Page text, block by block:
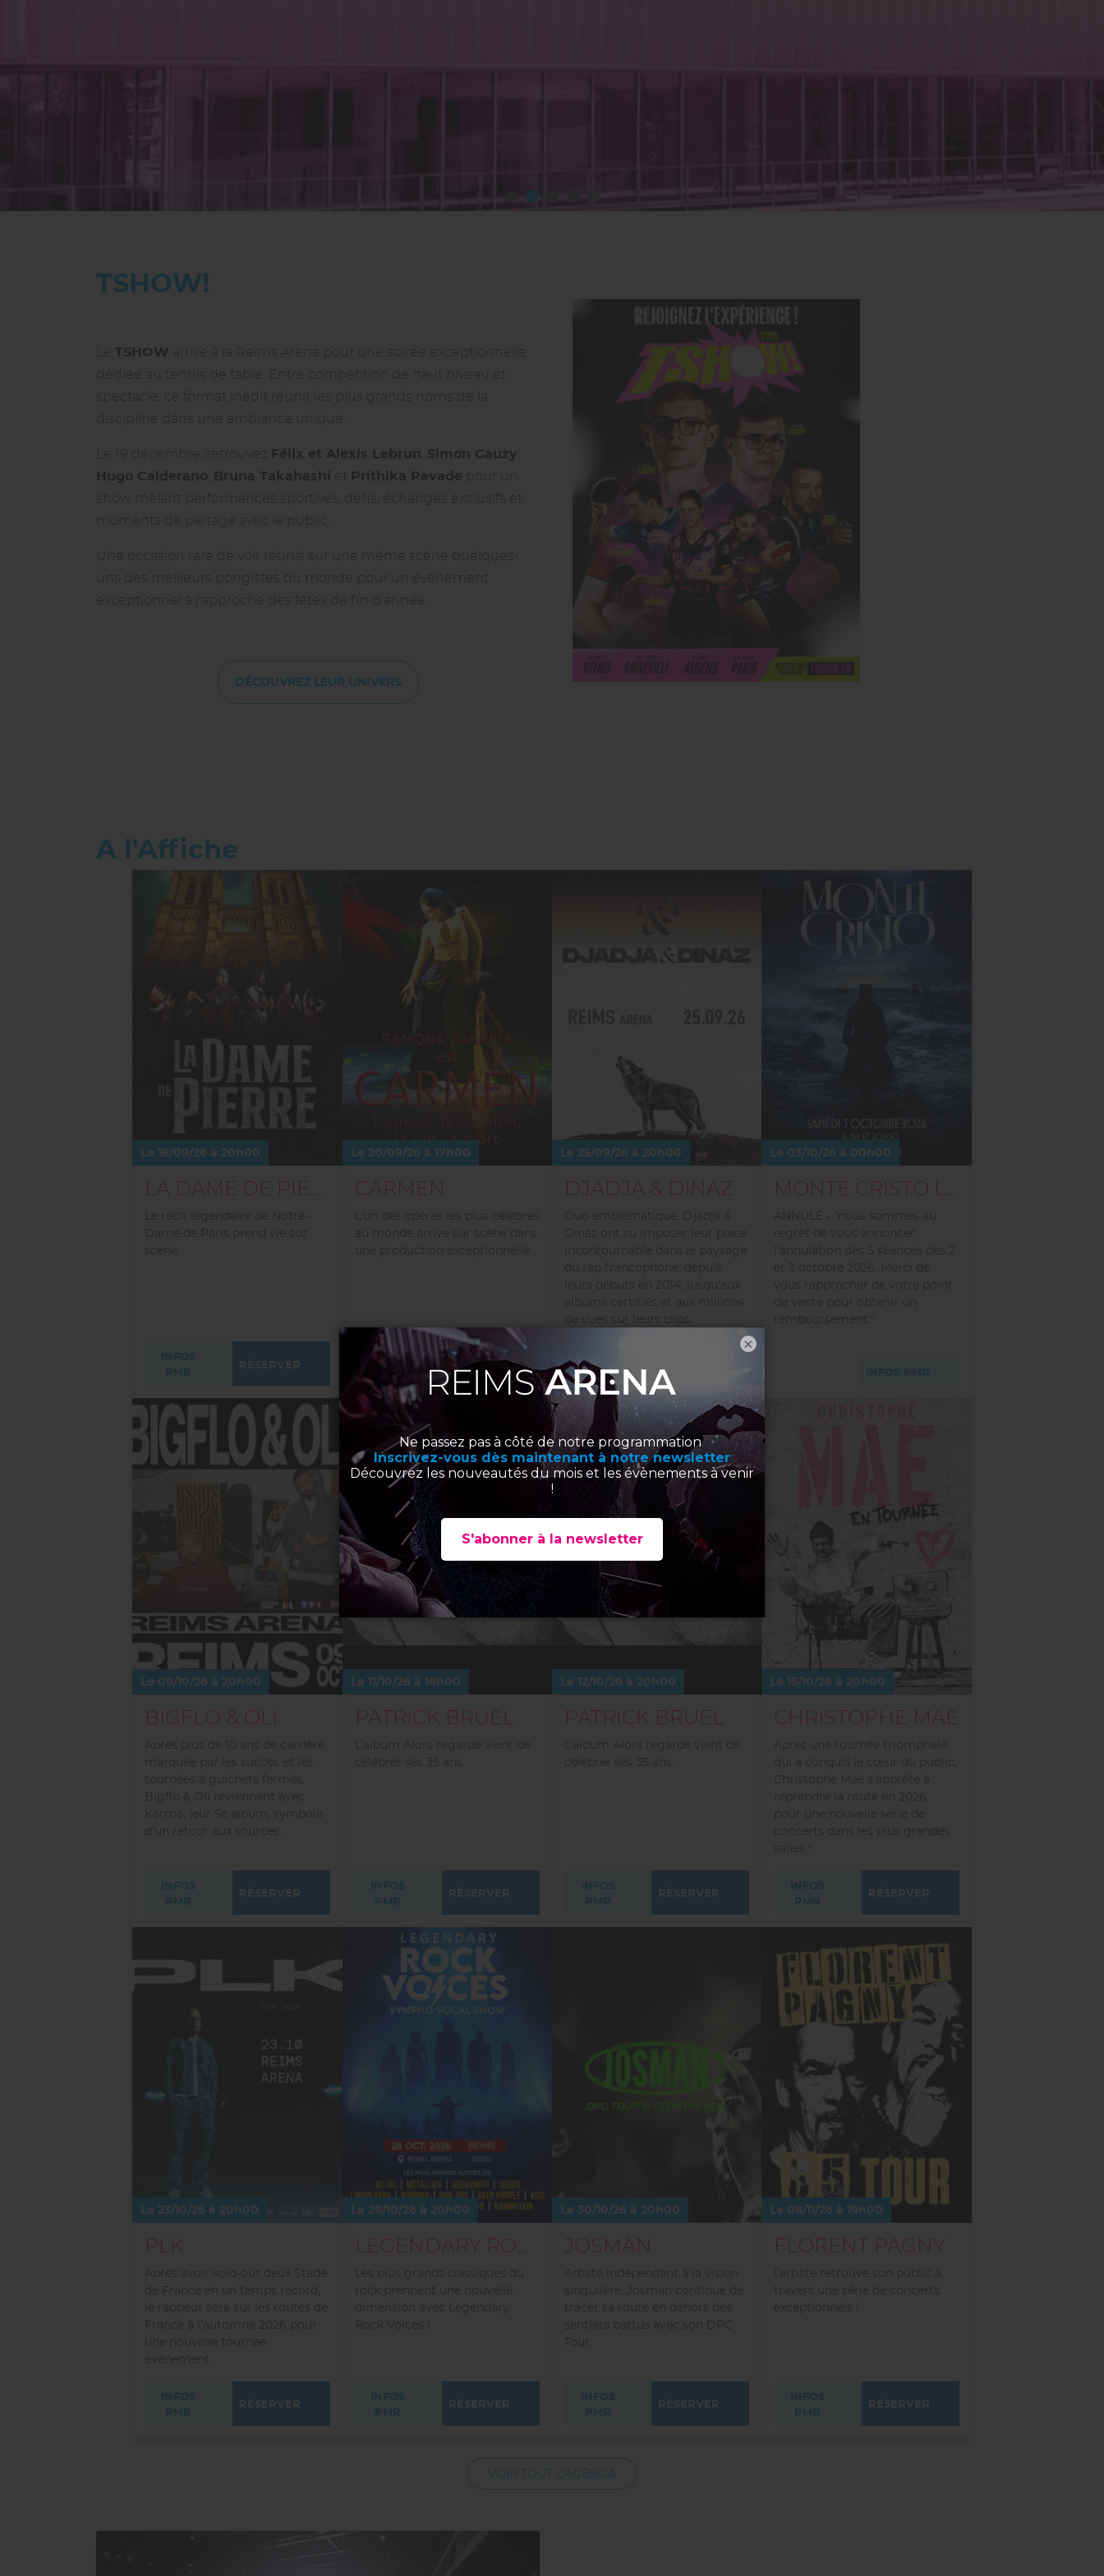
TSHOW!
Le TSHOW arrive à la Reims Arena pour une soirée exceptionnelle
dédiée au tennis de table. Entre compétition de haut niveau et
spectacle, ce format inédit réunit les plus grands noms de la
discipline dans une ambiance unique.
Le 19 décembre, retrouvez Félix et Alexis Lebrun Simon Gauzy
Hugo Calderano
Bruna Takahashi et Prithika Pavade pour un
show mêlant performances sportives, défis, échanges exclusifs et
moments de partage avec le public.
Une occasion rare de voir réunis sur une même scène quelques-
uns des meilleurs pongistes du monde pour un événement
exceptionnel à l'approche des fêtes de fin d'année.
DÉCOUVREZ LEUR UNIVERS
A l'Affiche
Le 18/09/26 à 20h00
LA DAME DE PIERRE
Le récit légendaire de Notre-
Dame de Paris prend vie sur
scène
INFOS
PMR
RÉSERVER
Le 20/09/26 à 17h00
CARMEN
L’un des opéras les plus célèbres
au monde arrive sur scène dans
une production exceptionnelle.
INFOS
RÉSERVER
Le 25/09/26 à 20h00
DJADJA & DINAZ
Duo emblématique, Djadja &
Dinaz ont su imposer leur place
incontournable dans le paysage
du rap francophone, depuis
leurs débuts en 2014, jusqu'aux
albums certifiés et aux millions
de vues sur leurs clips.
PMR
Le 03/10/26 à 00h00
MONTE CRISTO LE SPECTACLE MUSICAL
ANNULÉ - "nous sommes au
regret de vous annoncer
l'annulation des 3 séances des 2
et 3 octobre 2026. Merci de
vous rapprocher de votre point
de vente pour obtenir un
remboursement."
INFOS PMR
Le 09/10/26 à 20h00
BIGFLO & OLI
Après plus de 10 ans de carrière
marquée par les succès et les
tournées à guichets fermés,
Bigflo & Oli reviennent avec
Karma, leur 5e album, symbole
d’un retour aux sources.
INFOS
PMR
RÉSERVER
Le 11/10/26 à 18h00
PATRICK BRUEL
L’album Alors regarde vient de
célébrer ses 35 ans.
INFOS
PMR
RÉSERVER
Le 12/10/26 à 20h00
PATRICK BRUEL
L’album Alors regarde vient de
célébrer ses 35 ans.
INFOS
PMR
RÉSERVER
Le 15/10/26 à 20h00
CHRISTOPHE MAE
Après une tournée triomphale
qui a conquis le cœur du public,
Christophe Maé s’apprête à
reprendre la route en 2026,
pour une nouvelle série de
concerts dans les plus grandes
salles !
INFOS
PMR
RÉSERVER
Le 23/10/26 à 20h00
PLK
Après avoir sold-out deux Stade
de France en un temps record,
le rappeur sera sur les routes de
France à l’automne 2026 pour
une nouvelle tournée
événement.
INFOS
PMR
RÉSERVER
Le 28/10/26 à 20h00
LEGENDARY ROCK VOICES
Les plus grands classiques du
rock prennent une nouvelle
dimension avec Legendary
Rock Voices !
INFOS
PMR
RÉSERVER
Le 30/10/26 à 20h00
JOSMAN
Artiste indépendant à la vision
singulière, Josman continue de
tracer sa route en dehors des
sentiers battus avec son DPC
Tour.
INFOS
PMR
RÉSERVER
Le 08/11/26 à 19h00
FLORENT PAGNY
l’artiste retrouve son public à
travers une série de concerts
exceptionnels !
INFOS
PMR
RÉSERVER
VOIR TOUT L'AGENDA
×